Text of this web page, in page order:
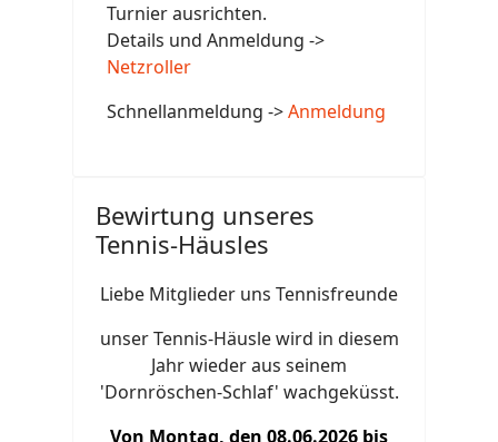
Turnier ausrichten.
Details und Anmeldung ->
Netzroller
Schnellanmeldung ->Anmeldung
Bewirtung unseres
Tennis-Häusles
Liebe Mitglieder uns Tennisfreunde
unser Tennis-Häusle wird in diesem
Jahr wieder aus seinem
'Dornröschen-Schlaf' wachgeküsst.
Von Montag, den 08.06.2026 bis